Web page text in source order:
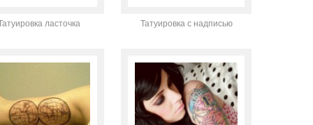
ласточка Татуировка с надписью